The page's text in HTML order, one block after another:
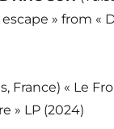
» from «
France) « Le
» LP (2024)